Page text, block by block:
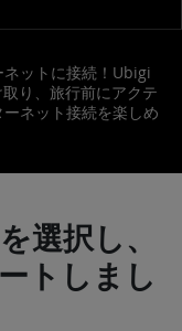
ットに接続！Ubigi
り、旅行前にアクテ
ネット接続を楽しめ
選択し、
トしまし